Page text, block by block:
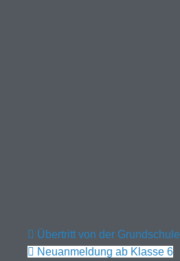
Übertritt von der Grundschule
Neuanmeldung ab Klasse 6